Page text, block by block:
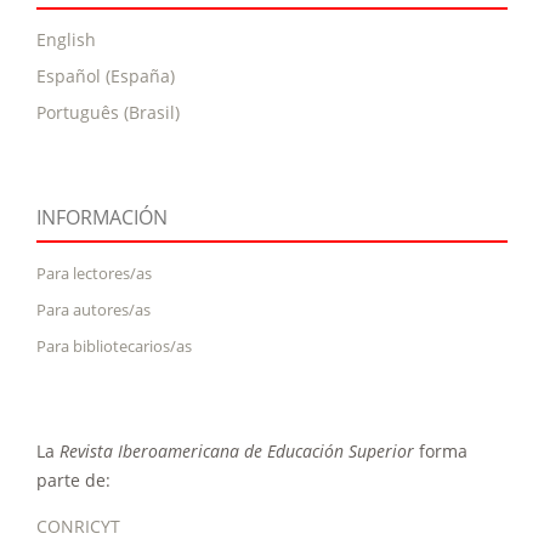
English
Español (España)
Português (Brasil)
INFORMACIÓN
Para lectores/as
Para autores/as
Para bibliotecarios/as
La Revista Iberoamericana de Educación Superior forma
parte de:
CONRICYT